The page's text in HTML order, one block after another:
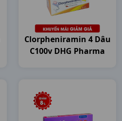
Clorpheniramin 4 Dâu
C100v DHG Pharma